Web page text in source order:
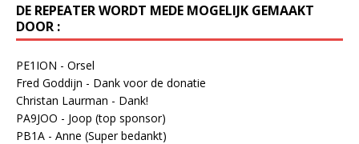
DE REPEATER WORDT MEDE MOGELIJK GEMAAKT
DOOR :
PE1ION - Orsel
Fred Goddijn - Dank voor de donatie
Christan Laurman - Dank!
PA9JOO - Joop (top sponsor)
PB1A - Anne (Super bedankt)